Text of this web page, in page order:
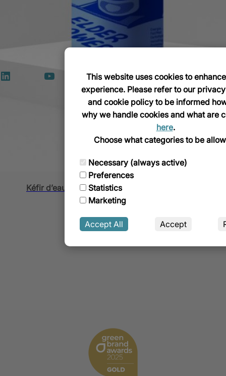
Ajouter au panier
Mastic Aloe Vera 1000ml (100% Naturel & Végétal)
Ajouter au panier
Power Mastic 1000ml (Avec des herbes crétoises
Ajouter au panier
Pamplemousse & Cardamome (Pamplemousse &
Ajouter au panier
Kéfir d’eau Fleur de Sureau (Sambucus) 330ml
Ajouter au panier
Kéfir d’eau Concombre (Αγγούρι) 330ml
Ajouter au panier
Kéfir d’eau Fleur de Sureau (Sambucus) 250ml
Ajouter au panier
TikTok
This website uses cookies to
experience. Please refer to our
and cookie policy to be informed
why we handle cookies and what are
here.
Choose what categories to be
Necessary (always active)
Preferences
Statistics
Marketing
Accept All Accept